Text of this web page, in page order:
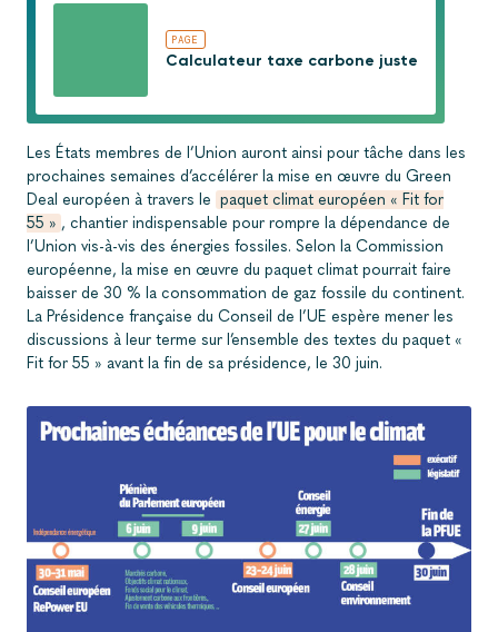
PAGE
Calculateur taxe carbone juste
Les États membres de l’Union auront ainsi pour tâche dans les
prochaines semaines d’accélérer la mise en œuvre du Green
Deal européen à travers le paquet climat européen « Fit for
55 » , chantier indispensable pour rompre la dépendance de
l’Union vis-à-vis des énergies fossiles. Selon la Commission
européenne, la mise en œuvre du paquet climat pourrait faire
baisser de 30 % la consommation de gaz fossile du continent.
La Présidence française du Conseil de l’UE espère mener les
discussions à leur terme sur l’ensemble des textes du paquet «
Fit for 55 » avant la fin de sa présidence, le 30 juin.